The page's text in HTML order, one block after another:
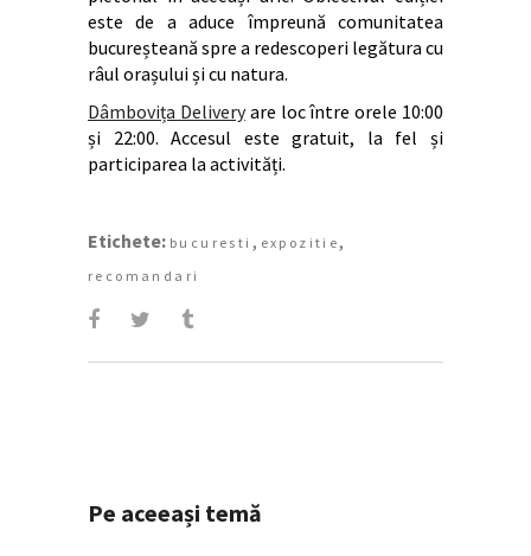
este de a aduce împreună comunitatea
bucureșteană spre a redescoperi legătura cu
râul orașului și cu natura.
Dâmbovița Deliveryare loc între orele 10:00
și 22:00. Accesul este gratuit, la fel și
participarea la activități.
Etichete: bucuresti , expozitie,
recomandari
Pe aceeași temă